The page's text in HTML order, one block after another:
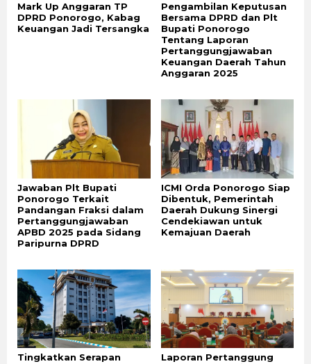
Mark Up Anggaran TP
DPRD Ponorogo, Kabag
Keuangan Jadi Tersangka
Pengambilan Keputusan
Bersama DPRD dan Plt
Bupati Ponorogo
Tentang Laporan
Pertanggungjawaban
Keuangan Daerah Tahun
Anggaran 2025
Jawaban Plt Bupati
Ponorogo Terkait
Pandangan Fraksi dalam
Pertanggungjawaban
APBD 2025 pada Sidang
Paripurna DPRD
ICMI Orda Ponorogo Siap
Dibentuk, Pemerintah
Daerah Dukung Sinergi
Cendekiawan untuk
Kemajuan Daerah
Tingkatkan Serapan
Laporan Pertanggung